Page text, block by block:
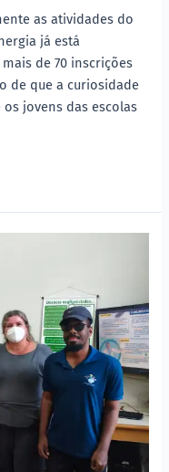
as atividades do
já está
de 70 inscrições
de que a curiosidade
jovens das escolas